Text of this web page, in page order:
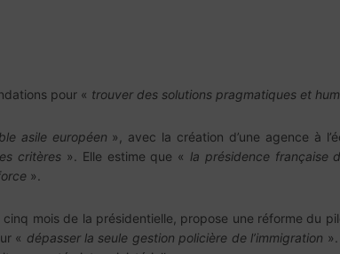
pour « trouver des solutions pragmatiques et
asile européen », avec la création d’une agence à
critères ». Elle estime que « la présidence française
».
mois de la présidentielle, propose une réforme du
« dépasser la seule gestion policière de l’immigration